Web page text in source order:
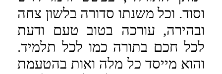
וסוד. וכל משנתו סדורה בלשון צחה
ובהירה, עורכה בטוב טעם ודעת
לכל חכם בתורה כמו לכל תלמיד.
והוא מייסד כל מלה ואות בהטעמת